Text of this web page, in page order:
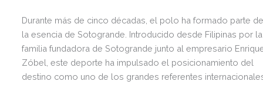
Durante más de cinco décadas, el polo ha formado parte
la esencia de Sotogrande. Introducido desde Filipinas por la
familia fundadora de Sotogrande junto al empresario
Zóbel, este deporte ha impulsado el posicionamiento del
destino como uno de los grandes referentes